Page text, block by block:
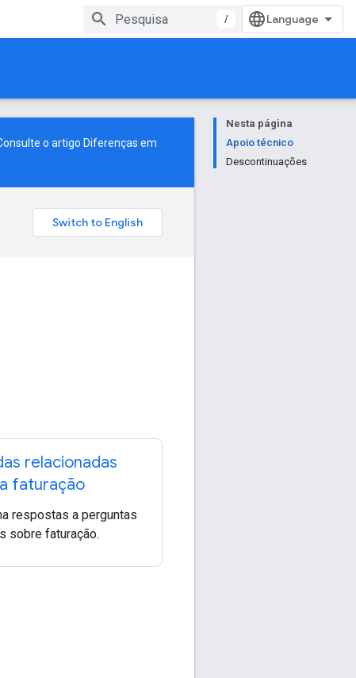
/
Nesta página
Apoio técnico
Descontinuações
o artigo Diferenças em
relacionadas
faturação
respostas a perguntas
sobre faturação.